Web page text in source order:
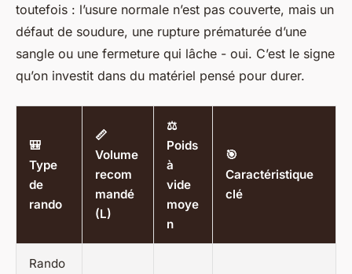
toutefois : l’usure normale n’est pas couverte, mais un
défaut de soudure, une rupture prématurée d’une
sangle ou une fermeture qui lâche - oui. C’est le signe
qu’on investit dans du matériel pensé pour durer.
🎒
Type
de
rando
📏
Volume
recom
mandé
(L)
⚖️
Poids
à
vide
moye
n
🎯
Caractéristique
clé
Rando